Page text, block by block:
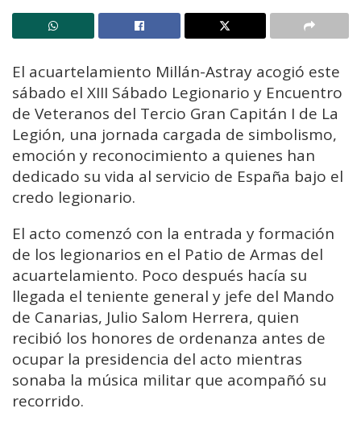
El acuartelamiento Millán-Astray acogió este
sábado el XIII Sábado Legionario y Encuentro
de Veteranos del Tercio Gran Capitán I de La
Legión, una jornada cargada de simbolismo,
emoción y reconocimiento a quienes han
dedicado su vida al servicio de España bajo el
credo legionario.
El acto comenzó con la entrada y formación
de los legionarios en el Patio de Armas del
acuartelamiento. Poco después hacía su
llegada el teniente general y jefe del Mando
de Canarias, Julio Salom Herrera, quien
recibió los honores de ordenanza antes de
ocupar la presidencia del acto mientras
sonaba la música militar que acompañó su
recorrido.